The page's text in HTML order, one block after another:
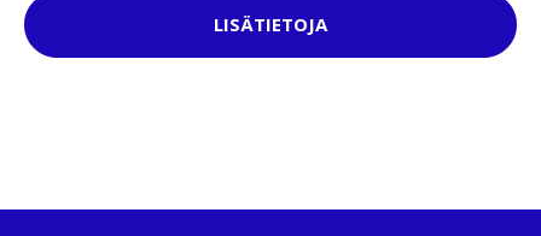
LISÄTIETOJA